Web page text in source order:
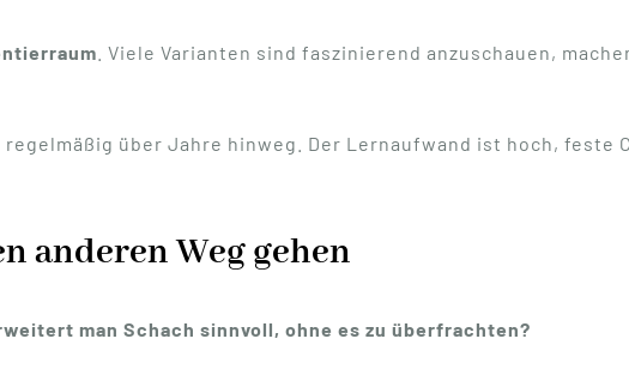
. Viele Varianten sind faszinierend anzuschauen,
regelmäßig über Jahre hinweg. Der Lernaufwand ist hoch, feste
anderen Weg gehen
man Schach sinnvoll, ohne es zu überfrachten?